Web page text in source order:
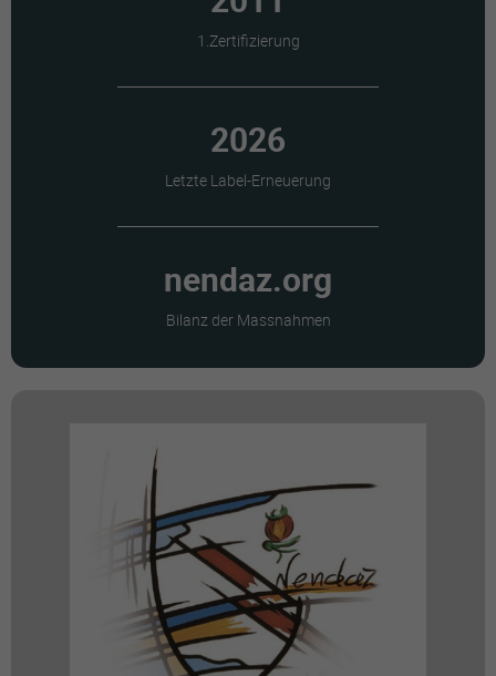
1.Zertifizierung
2026
Letzte Label-Erneuerung
nendaz.org
Bilanz der Massnahmen